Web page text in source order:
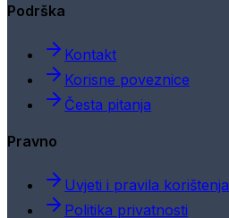
Podrška
Kontakt
Korisne poveznice
Česta pitanja
Pravno
Uvjeti i pravila korištenja
Politika privatnosti